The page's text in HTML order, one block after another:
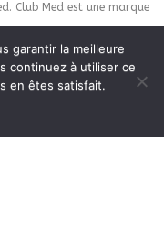
Club Med est une marque
garantir la meilleure
continuez à utiliser ce
en êtes satisfait.